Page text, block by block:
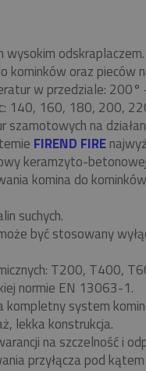
wysokim odskraplaczem.
kominków oraz
w przedziale: 200°
140, 160, 180, 200,
szamotowych na
FIREND FIRE
keramzyto-
komina do
suchych.
być stosowany
T200, T400,
normie EN 13063-1.
kompletny system
lekka konstrukcja.
na szczelność i
przyłącza pod